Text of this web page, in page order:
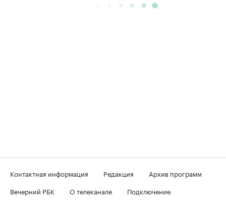
Контактная информация Редакция
Архив программ
Вечерний РБК
О телеканале
Подключение